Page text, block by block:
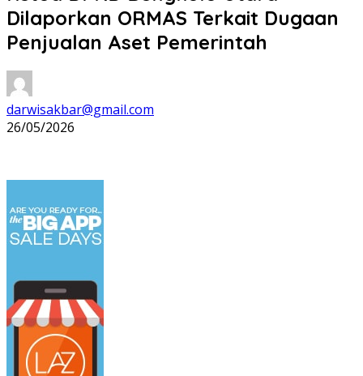
Dilaporkan ORMAS Terkait Dugaan
Penjualan Aset Pemerintah
darwisakbar@gmail.com
26/05/2026